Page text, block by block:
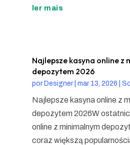
ler mais
Najlepsze kasyna online z
depozytem 2026
porDesigner| mar 13, 2026
Najlepsze kasyna online z
depozytem 2026W
online z minimalnym
coraz większą